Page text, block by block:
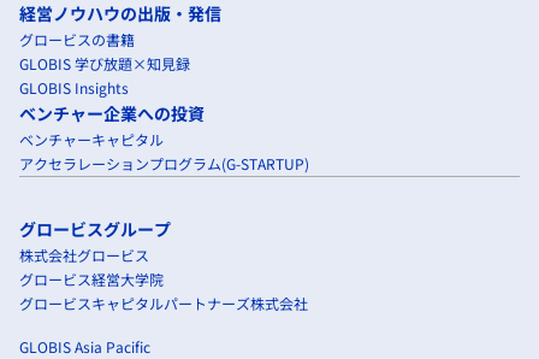
経営ノウハウの出版・発信
グロービスの書籍
GLOBIS 学び放題×知見録
GLOBIS Insights
ベンチャー企業への投資
ベンチャーキャピタル
アクセラレーションプログラム(G-STARTUP)
グロービスグループ
株式会社グロービス
グロービス経営大学院
グロービスキャピタルパートナーズ株式会社
GLOBIS Asia Pacific